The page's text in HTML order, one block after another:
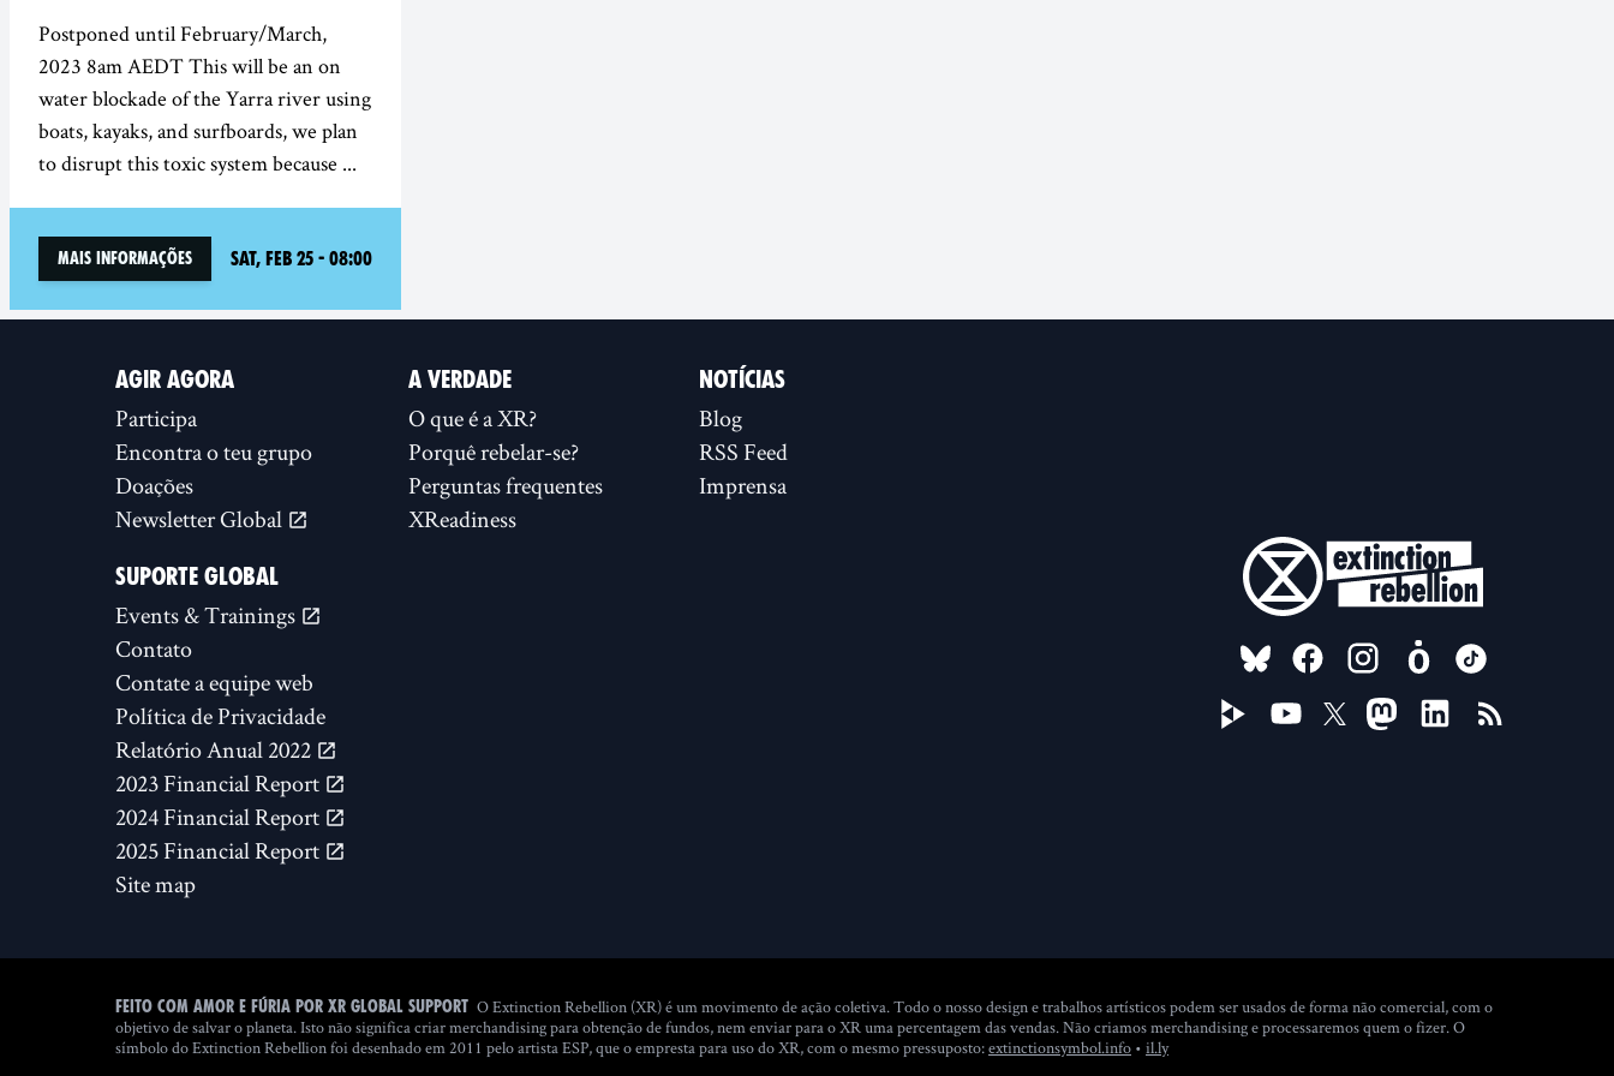
Postponed until February/March,
2023 8am AEDT This will be an on
water blockade of the Yarra river using
boats, kayaks, and surfboards, we plan
to disrupt this toxic system because ...
mais informações Sat, Feb 25 - 08:00
AGIR AGORA
Participa
Encontra o teu grupo
Doações
Newsletter Global
A VERDADE
O que é a XR?
Porquê rebelar-se?
Perguntas frequentes
XReadiness
NOTÍCIAS
Blog
RSS Feed
Imprensa
SUPORTE GLOBAL
Events & Trainings
Contato
Contate a equipe web
Política de Privacidade
Relatório Anual 2022
2023 Financial Report
2024 Financial Report
2025 Financial Report
Site map
FOLLOW US ON
Feito com amor e fúria por XR Global Support O Extinction Rebellion (XR) é um movimento de ação coletiva. Todo o nosso design e trabalhos artísticos podem ser usados de forma não comercial, com o
objetivo de salvar o planeta. Isto não significa criar merchandising para obtenção de fundos, nem enviar para o XR uma percentagem das vendas. Não criamos merchandising e processaremos quem o fizer. O
símbolo do Extinction Rebellion foi desenhado em 2011 pelo artista ESP, que o empresta para uso do XR, com o mesmo pressuposto:extinctionsymbol.info • il.ly(new window)